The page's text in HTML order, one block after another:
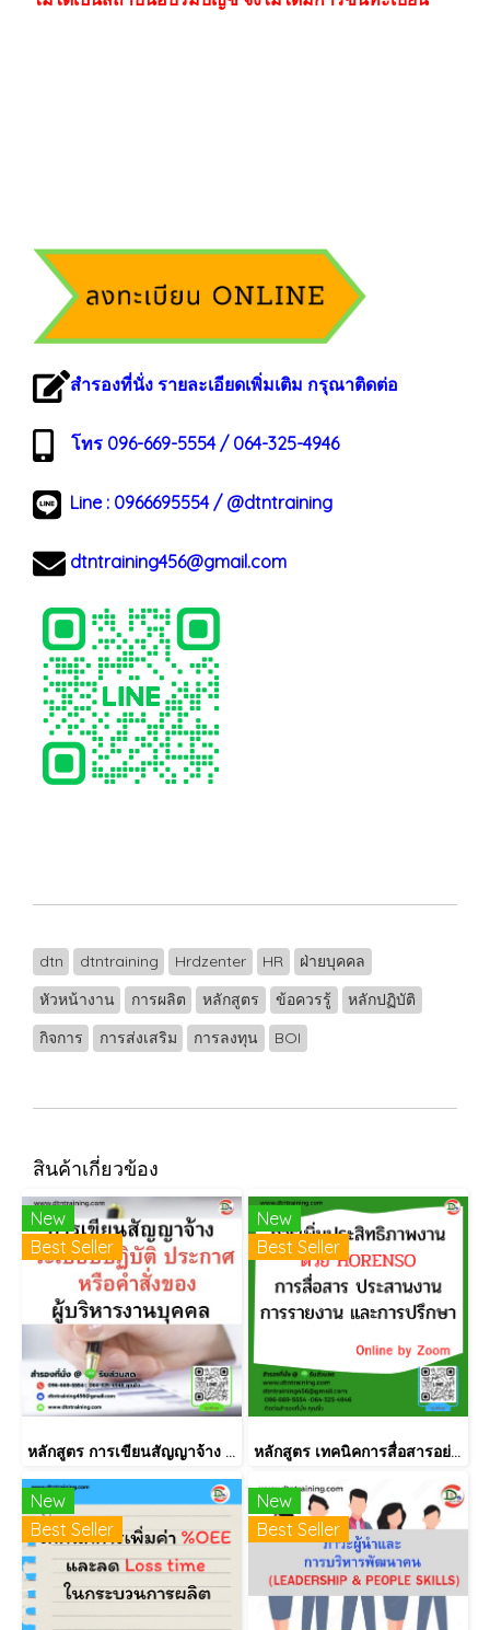
สำรองที่นั่ง รายละเอียดเพิ่มเติม กรุณาติดต่อ
โทร 096-669-5554 / 064-325-4946
Line : 0966695554/ @dtntraining
dtntraining456@gmail.com
dtn dtntraining Hrdzenter HR
ฝ่ายบุคคล
หัวหน้างาน
การผลิต หลักสูตร ข้อควรรู้
หลักปฏิบัติ
กิจการ
การส่งเสริม การลงทุน BOI
สินค้าเกี่ยวข้อง
New
Best Seller
หลักสูตร การเขียนสัญญาจ้าง ระเบียบปฏิบัติ ประกาศ หรือคำสั่งของผู้บริหารงานบุคคล
New
Best Seller
หลักสูตร เทคนิคการสื่อสารอย่างมีประสิทธิภาพแบบ Horenso (การรายงาน การสื่อสาร การปรึกษาหารือ)
New
Best Seller
New
Best Seller